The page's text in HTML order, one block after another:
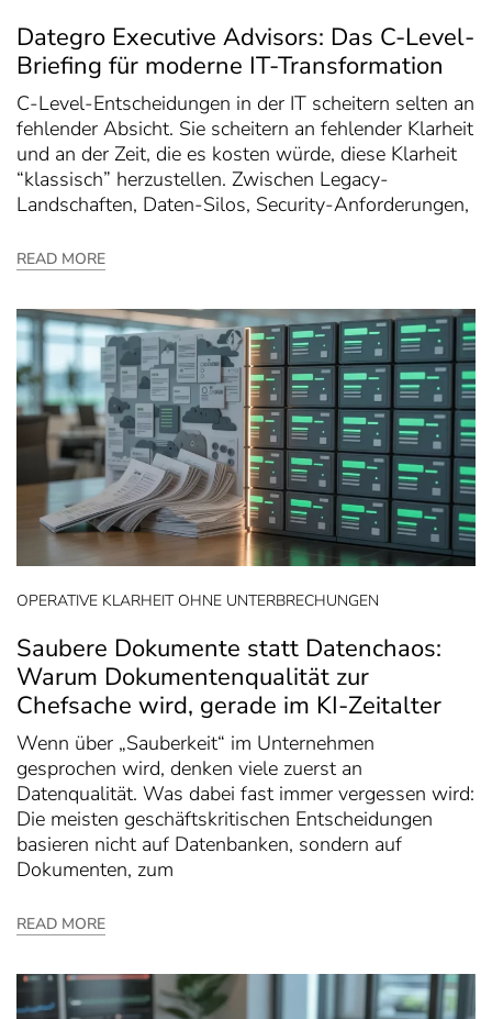
Dategro Executive Advisors: Das C-Level-
Briefing für moderne IT-Transformation
C-Level-Entscheidungen in der IT scheitern selten an
fehlender Absicht. Sie scheitern an fehlender Klarheit
und an der Zeit, die es kosten würde, diese Klarheit
“klassisch” herzustellen. Zwischen Legacy-
Landschaften, Daten-Silos, Security-Anforderungen,
READ MORE
OPERATIVE KLARHEIT OHNE UNTERBRECHUNGEN
Saubere Dokumente statt Datenchaos:
Warum Dokumentenqualität zur
Chefsache wird, gerade im KI-Zeitalter
Wenn über „Sauberkeit“ im Unternehmen
gesprochen wird, denken viele zuerst an
Datenqualität. Was dabei fast immer vergessen wird:
Die meisten geschäftskritischen Entscheidungen
basieren nicht auf Datenbanken, sondern auf
Dokumenten, zum
READ MORE